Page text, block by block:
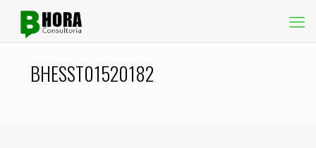
BHESST01520182